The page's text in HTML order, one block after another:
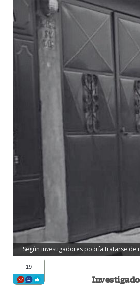
Según investigadores podría tratarse
19